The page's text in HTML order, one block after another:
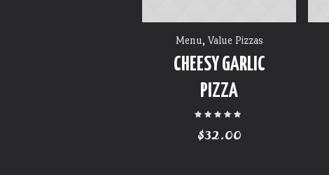
Menu, Value Pizzas
CHEESY GARLIC
PIZZA
$32.00